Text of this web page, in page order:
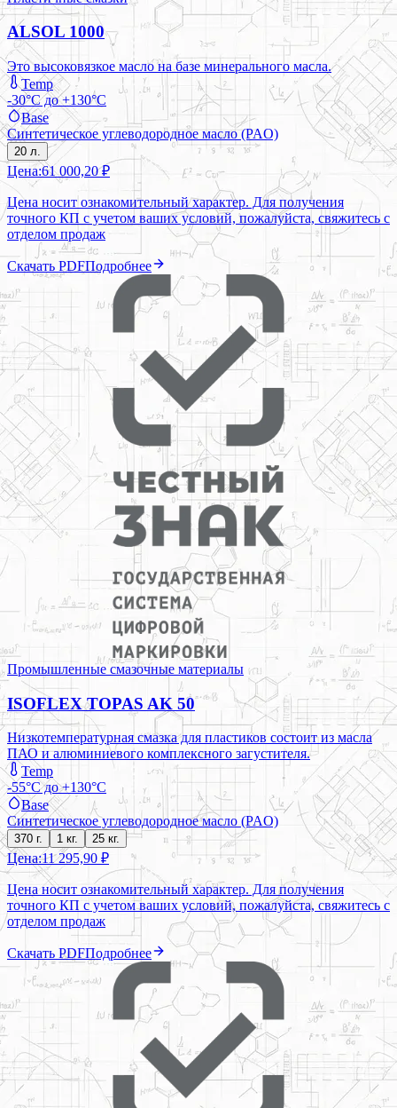
ALSOL 1000
Это высоковязкое масло на базе минерального масла.
Temp
-30°C до +130°C
Base
Синтетическое углеводородное масло (PAO)
20 л.
Цена:61 000,20 ₽
Цена носит ознакомительный характер. Для получения
точного КП с учетом ваших условий, пожалуйста, свяжитесь с
отделом продаж
Скачать PDFПодробнее
Промышленные смазочные материалы
ISOFLEX TOPAS AK 50
Низкотемпературная смазка для пластиков состоит из масла
ПАО и алюминиевого комплексного загустителя.
Temp
-55°C до +130°C
Base
Синтетическое углеводородное масло (PAO)
370 г. 1 кг. 25 кг.
Цена:11 295,90 ₽
Цена носит ознакомительный характер. Для получения
точного КП с учетом ваших условий, пожалуйста, свяжитесь с
отделом продаж
Скачать PDFПодробнее